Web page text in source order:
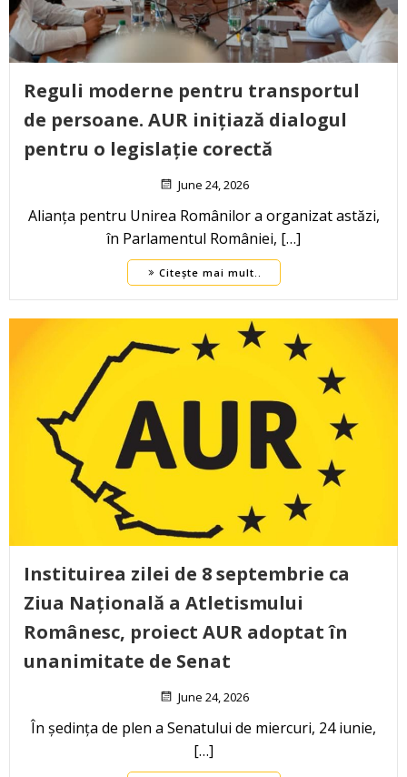
Reguli moderne pentru transportul
de persoane. AUR inițiază dialogul
pentru o legislație corectă
June 24, 2026
Alianța pentru Unirea Românilor a organizat astăzi,
în Parlamentul României, […]
Citește mai mult..
Instituirea zilei de 8 septembrie ca
Ziua Națională a Atletismului
Românesc, proiect AUR adoptat în
unanimitate de Senat
June 24, 2026
În ședința de plen a Senatului de miercuri, 24 iunie,
[…]